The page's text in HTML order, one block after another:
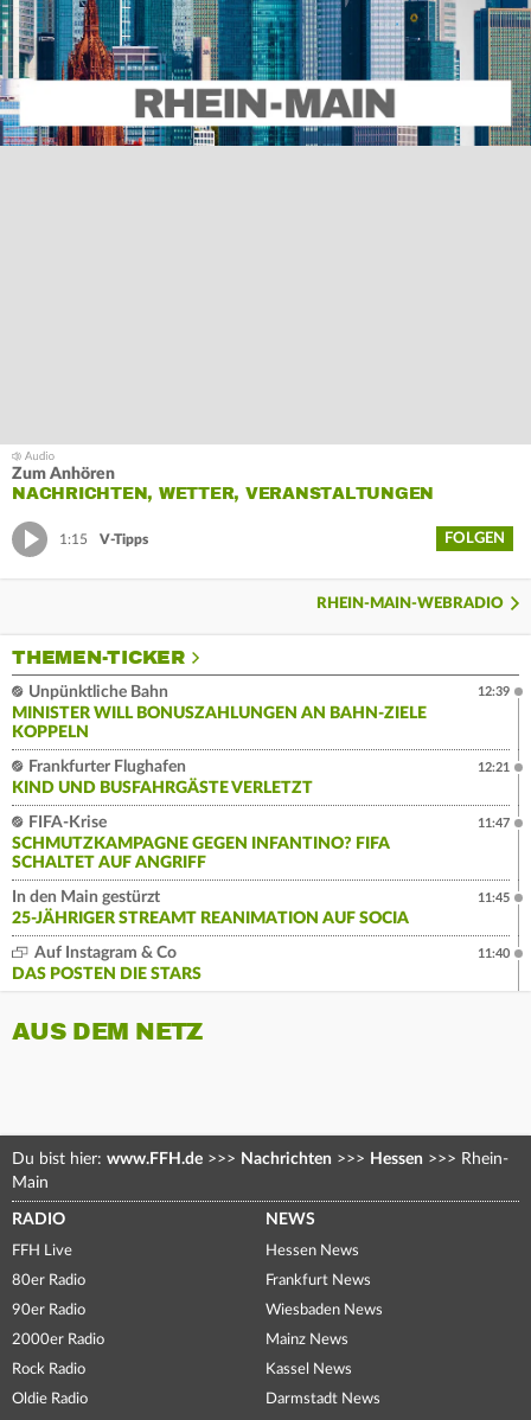
Zum Anhören
NACHRICHTEN, WETTER, VERANSTALTUNGEN
1:15 V-Tipps FOLGEN
RHEIN-MAIN-WEBRADIO
THEMEN-TICKER
Unpünktliche Bahn
MINISTER WILL BONUSZAHLUNGEN AN BAHN-ZIELE
KOPPELN
12:39
Frankfurter Flughafen
KIND UND BUSFAHRGÄSTE VERLETZT
12:21
FIFA-Krise
SCHMUTZKAMPAGNE GEGEN INFANTINO? FIFA
SCHALTET AUF ANGRIFF
11:47
In den Main gestürzt
25-JÄHRIGER STREAMT REANIMATION AUF SOCIA
11:45
Auf Instagram & Co
DAS POSTEN DIE STARS
11:40
AUS DEM NETZ
Du bist hier: www.FFH.de >>> Nachrichten >>> Hessen >>> Rhein-
Main
RADIO
FFH Live
80er Radio
90er Radio
2000er Radio
Rock Radio
Oldie Radio
NEWS
Hessen News
Frankfurt News
Wiesbaden News
Mainz News
Kassel News
Darmstadt News